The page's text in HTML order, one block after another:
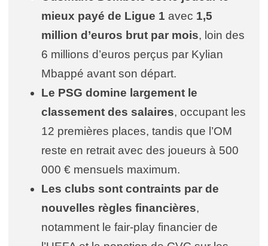
mieux payé de Ligue 1 avec 1,5
million d’euros brut par mois, loin des
6 millions d’euros perçus par Kylian
Mbappé avant son départ.
Le PSG domine largement le
classement des salaires, occupant les
12 premières places, tandis que l’OM
reste en retrait avec des joueurs à 500
000 € mensuels maximum.
Les clubs sont contraints par de
nouvelles règles financières,
notamment le fair-play financier de